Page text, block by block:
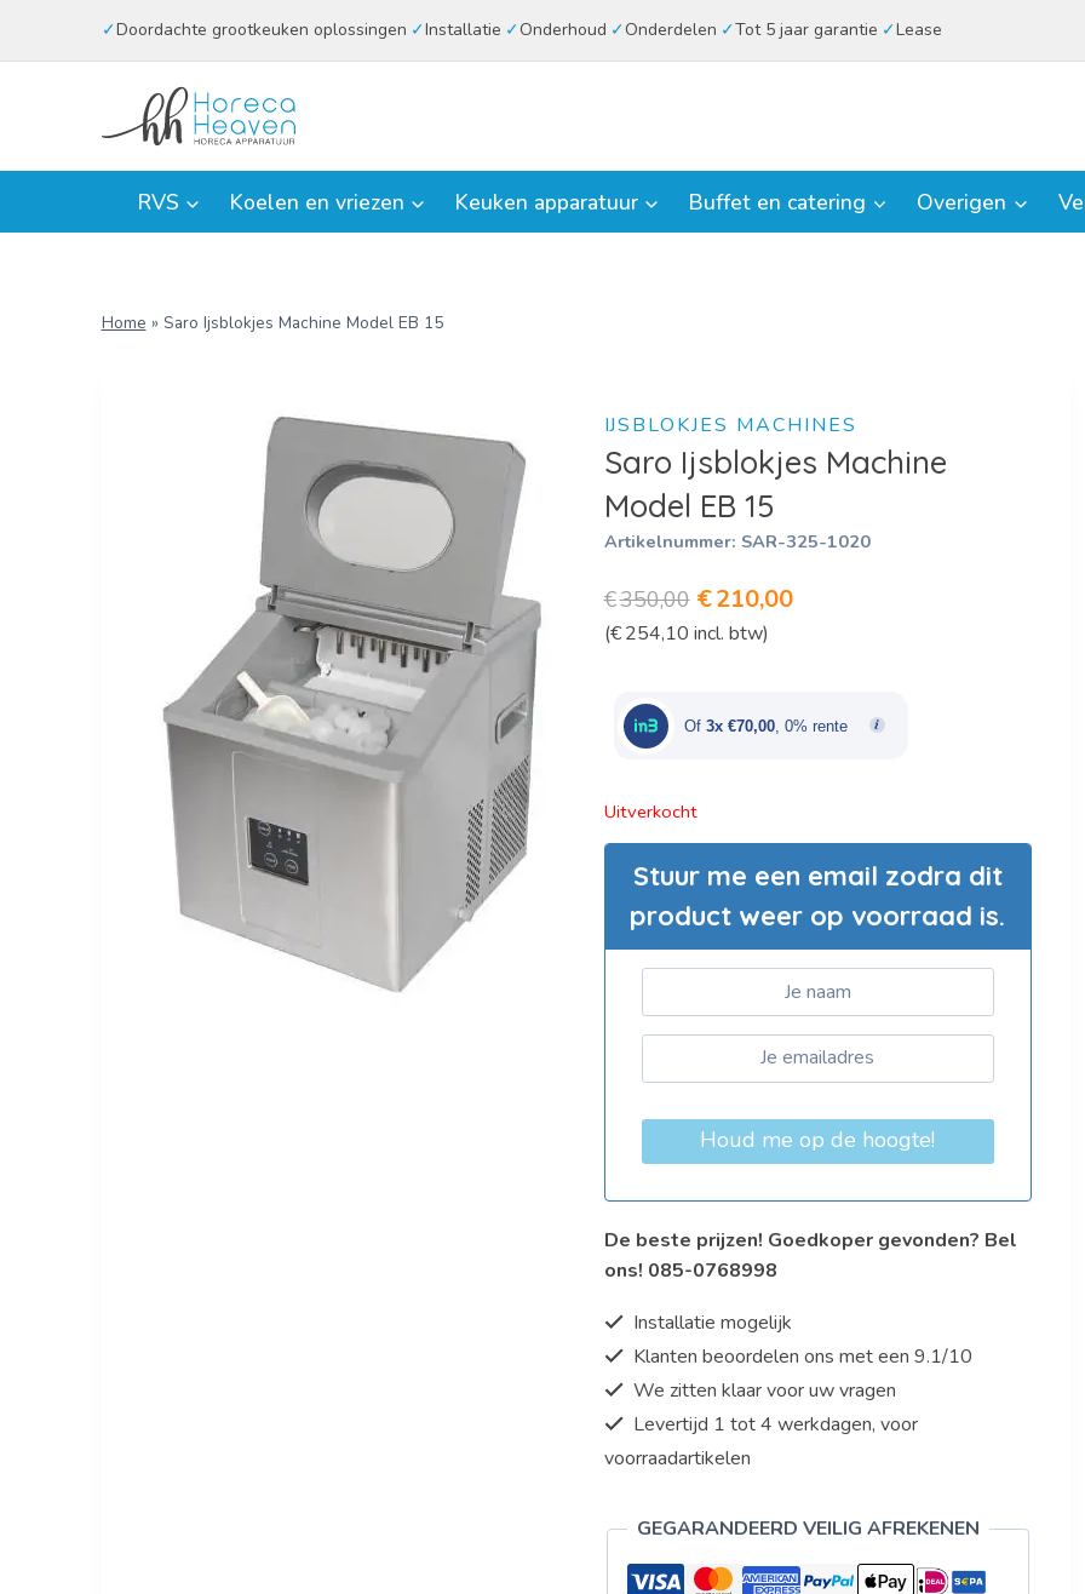
Doordachte grootkeuken oplossingen Installatie Onderhoud Onderdelen Tot 5 jaar garantie Lease
RVS Koelen en vriezen Keuken apparatuur Buffet en catering Overigen
Home » Saro Ijsblokjes Machine Model EB 15
IJSBLOKJES MACHINES
Saro Ijsblokjes Machine
Model EB 15
Artikelnummer: SAR-325-1020
€350,00 Oorspronkelijke
prijs
€350,00.
€210,00Huidige
€210,00.
(€ 254,10 incl. btw)
Of 3x €70,00, 0% rente
Uitverkocht
Stuur me een email zodra dit
product weer op voorraad is.
Houd me op de hoogte!
De beste prijzen! Goedkoper gevonden? Bel
ons! 085-0768998
Installatie mogelijk
Klanten beoordelen ons met een 9.1/10
We zitten klaar voor uw vragen
Levertijd 1 tot 4 werkdagen, voor
voorraadartikelen
GEGARANDEERD VEILIG AFREKENEN